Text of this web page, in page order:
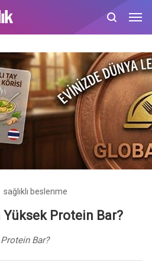
sağlıklı beslenme
Yüksek Protein Bar?
Bar?